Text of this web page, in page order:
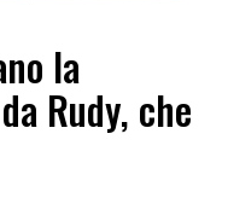
la
Rudy, che